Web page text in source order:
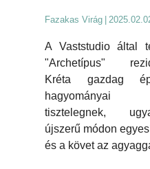
Fazakas Virág |
A Vaststudio által
"Archetípus"
Kréta gazdag
tisztelegnek,
újszerű módon
és a követ az